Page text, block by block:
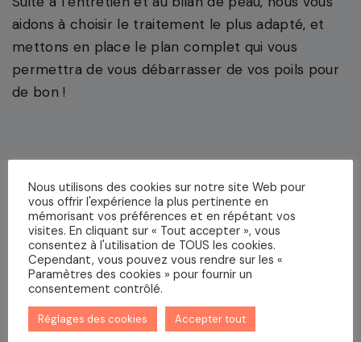
aidons à choisir le traitement le plus adapté, et
mettons en place le plan complet qui vous
permettra de vous débarrasser de vos poils pour
de bon !
Quelles méthodes
d’épilation définitive sont
disponibles ?
Nous proposons deux types de traitements
d’épilation définitive :
Nous utilisons des cookies sur notre site Web pour
vous offrir l'expérience la plus pertinente en
mémorisant vos préférences et en répétant vos
visites. En cliquant sur « Tout accepter », vous
consentez à l'utilisation de TOUS les cookies.
Cependant, vous pouvez vous rendre sur les «
Paramètres des cookies » pour fournir un
consentement contrôlé.
Réglages des cookies Accepter tout